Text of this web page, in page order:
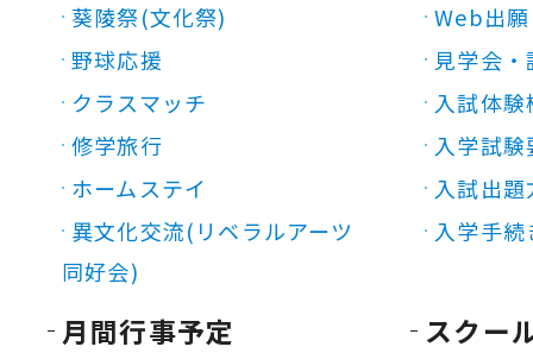
葵陵祭(文化祭)
野球応援
クラスマッチ
修学旅行
ホームステイ
異文化交流(リベラルアーツ
同好会)
Web出願
見学会
入試体験
入学試験
入試出題
入学手続
月間行事予定
スクー